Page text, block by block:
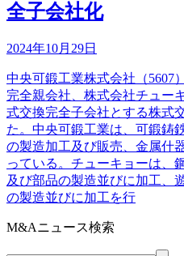
全子会社化
2024年10月29日
中央可鍛工業株式会社（5607
完全親会社、株式会社チュー
式交換完全子会社とする株式
た。中央可鍛工業は、可鍛鋳
の製造加工及び販売、金属什
っている。チューキョーは、
及び部品の製造並びに加工、
の製造並びに加工を行
M&Aニュース検索